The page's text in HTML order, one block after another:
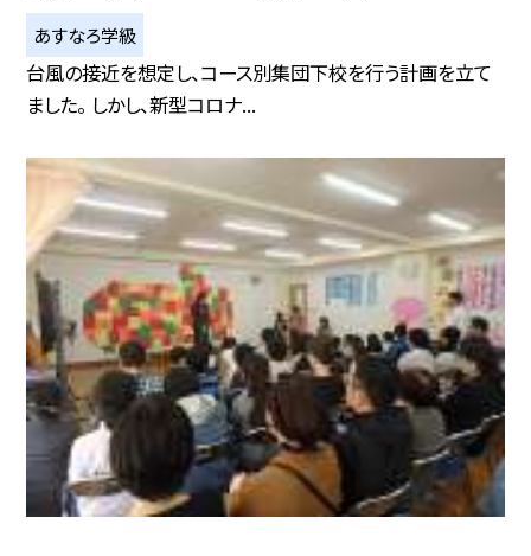
あすなろ学級
台風の接近を想定し、コース別集団下校を行う計画を立て
ました。 しかし、新型コロナ...